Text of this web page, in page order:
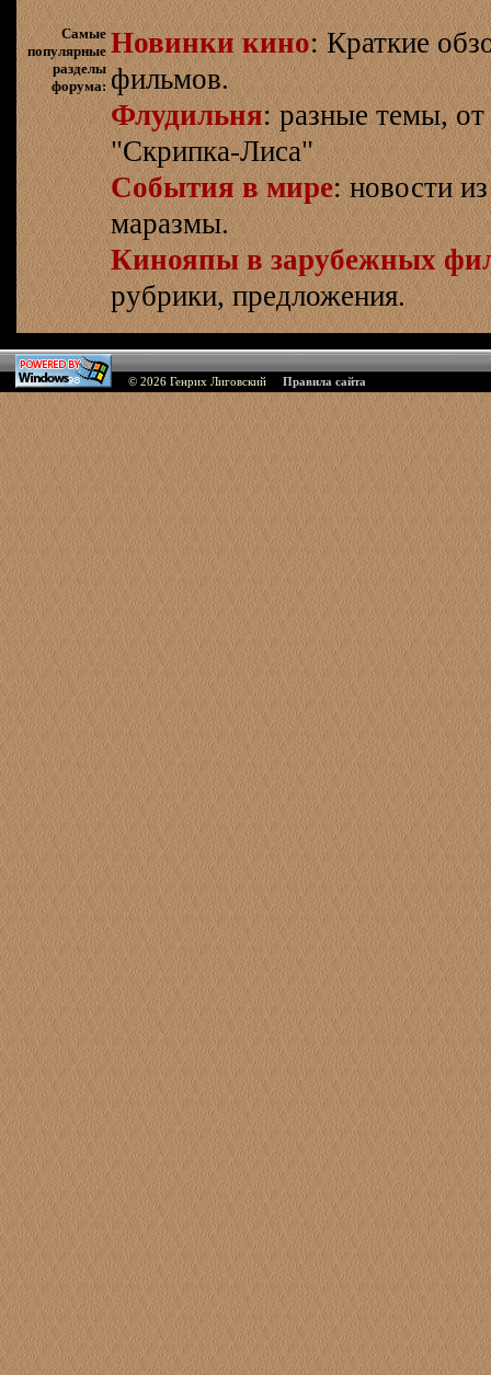
Самые
популярные
разделы
форума:
Новинки кино: Краткие
фильмов.
Флудильня: разные темы,
"Скрипка-Лиса"
События в мире: новости
маразмы.
Кинояпы в зарубежных
рубрики, предложения.
© 2026 Генрих Лиговский Правила сайта